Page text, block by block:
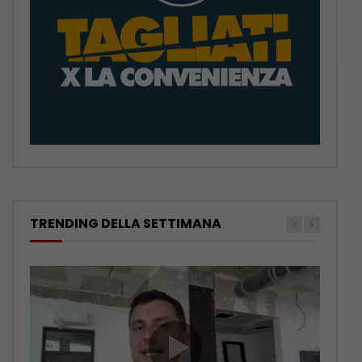
TRENDING DELLA SETTIMANA